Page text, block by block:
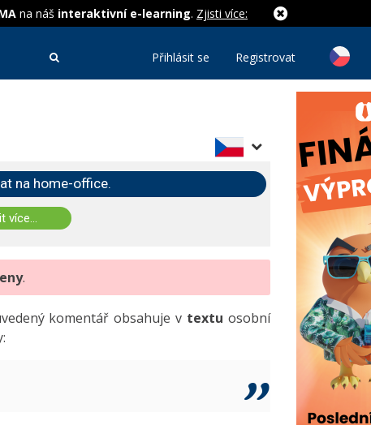
na náš interaktivní e-learning. Zjisti více:
Přihlásit se Registrovat
na home-office.
více...
.
komentář obsahuje v textu osobní